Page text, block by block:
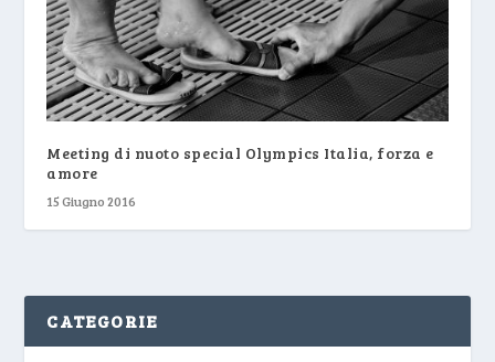
Meeting di nuoto special Olympics Italia, forza e
amore
15 Giugno 2016
CATEGORIE